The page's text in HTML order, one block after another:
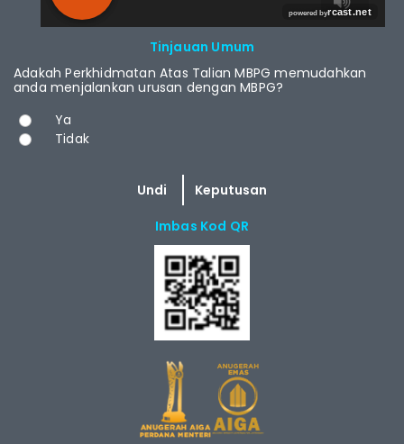
Tinjauan Umum
Adakah Perkhidmatan Atas Talian MBPG memudahkan
anda menjalankan urusan dengan MBPG?
Pilihan
Ya
Tidak
Imbas Kod QR